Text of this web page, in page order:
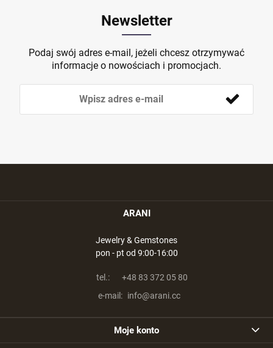
Newsletter
Podaj swój adres e-mail, jeżeli chcesz otrzymywać
informacje o nowościach i promocjach.
ARANI
Jewelry & Gemstones
pon - pt od 9:00-16:00
tel.:
+48 83 372 05 80
e-mail: info@arani.cc
Moje konto